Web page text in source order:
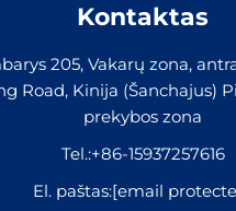
Kontaktas
205, Vakarų zona,
Road, Kinija (Šanchajus)
prekybos zona
Tel.:+86-15937257616
El. paštas:[email